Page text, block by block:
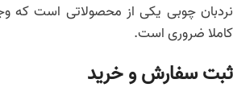
نردبان چوبی یکی از محصولاتی است که
کاملا ضروری است.
ثبت سفارش و خرید